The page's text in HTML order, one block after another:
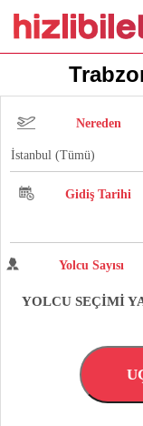
Nereden
Gidiş Tarihi
Yolcu Sayısı
YOLCU SEÇİMİ